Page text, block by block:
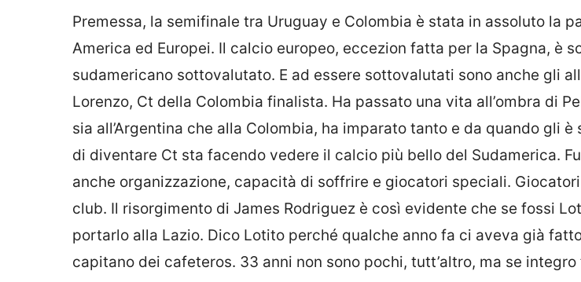
Premessa, la semifinale tra Uruguay e Colombia è stata in assoluto la
America ed Europei. Il calcio europeo, eccezion fatta per la Spagna, è
sudamericano sottovalutato. E ad essere sottovalutati sono anche gli
Lorenzo, Ct della Colombia finalista. Ha passato una vita all’ombra di
sia all’Argentina che alla Colombia, ha imparato tanto e da quando gli
di diventare Ct sta facendo vedere il calcio più bello del Sudamerica.
anche organizzazione, capacità di soffrire e giocatori speciali.
club. Il risorgimento di James Rodriguez è così evidente che se fossi
portarlo alla Lazio. Dico Lotito perché qualche anno fa ci aveva già
capitano dei cafeteros. 33 anni non sono pochi, tutt’altro, ma se